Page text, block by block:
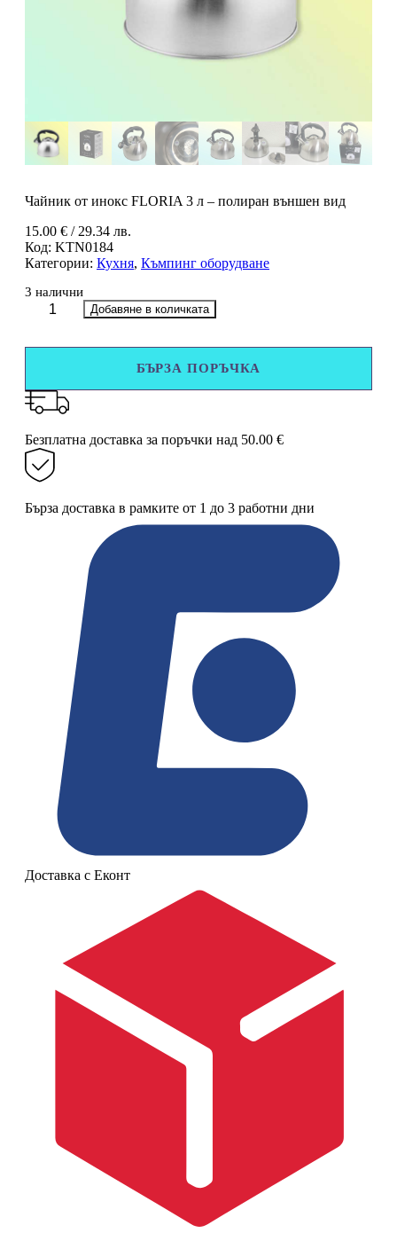
Чайник от инокс FLORIA 3 л – полиран външен вид
15.00 € / 29.34 лв.
Код: KTN0184
Категории: Кухня, Къмпинг оборудване
3 налични
количество
FLORIA
3
–
полиран
външен
вид
Добавяне в количката
БЪРЗА ПОРЪЧКА
Безплатна доставка за поръчки над 50.00 €
Бърза доставка в рамките от 1 до 3 работни дни
Доставка с Еконт